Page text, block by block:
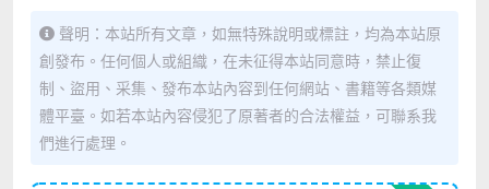
聲明：本站所有文章，如無特殊說明或標註，均為本站原
創發布。任何個人或組織，在未征得本站同意時，禁止復
制、盜用、采集、發布本站內容到任何網站、書籍等各類媒
體平臺。如若本站內容侵犯了原著者的合法權益，可聯系我
們進行處理。